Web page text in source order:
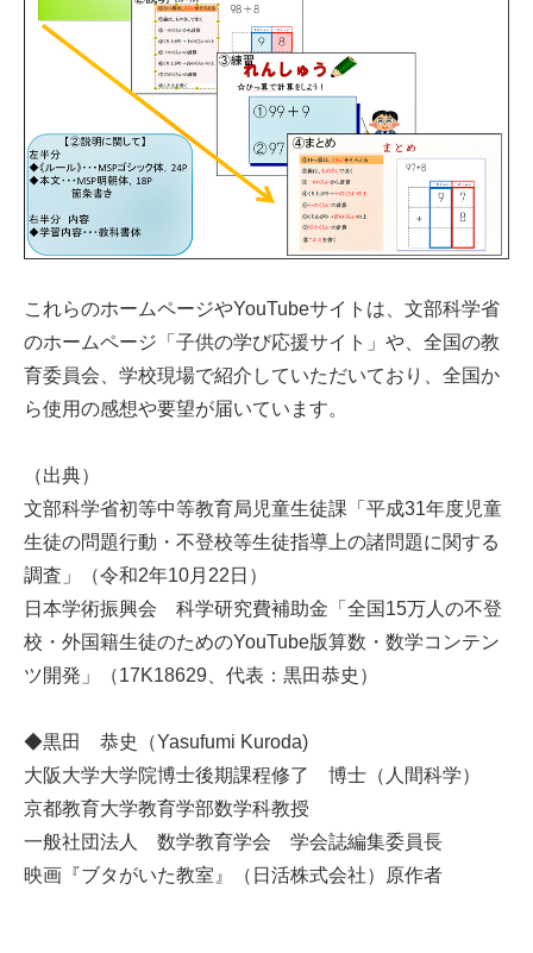
これらのホームページやYouTubeサイトは、文部科学省
のホームページ「子供の学び応援サイト」や、全国の教
育委員会、学校現場で紹介していただいており、全国か
ら使用の感想や要望が届いています。
（出典）
文部科学省初等中等教育局児童生徒課「平成31年度児童
生徒の問題行動・不登校等生徒指導上の諸問題に関する
調査」（令和2年10月22日）
日本学術振興会 科学研究費補助金「全国15万人の不登
校・外国籍生徒のためのYouTube版算数・数学コンテン
ツ開発」（17K18629、代表：黒田恭史）
◆黒田 恭史（Yasufumi Kuroda)
大阪大学大学院博士後期課程修了 博士（人間科学）
京都教育大学教育学部数学科教授
一般社団法人 数学教育学会 学会誌編集委員長
映画『ブタがいた教室』（日活株式会社）原作者